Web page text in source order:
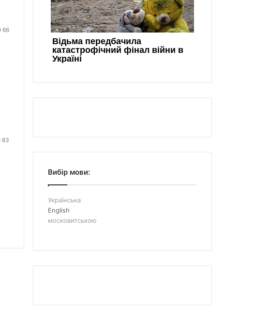
66
83
Вибір мови:
Українська
English
московитською